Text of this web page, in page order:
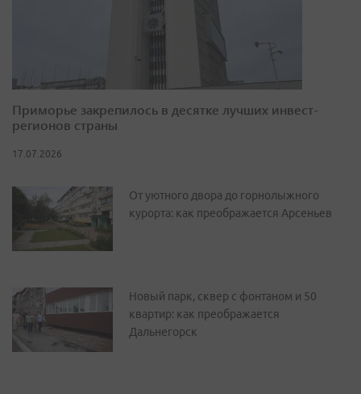
Приморье закрепилось в десятке лучших инвест-
регионов страны
17.07.2026
От уютного двора до горнолыжного
курорта: как преображается Арсеньев
Новый парк, сквер с фонтаном и 50
квартир: как преображается
Дальнегорск